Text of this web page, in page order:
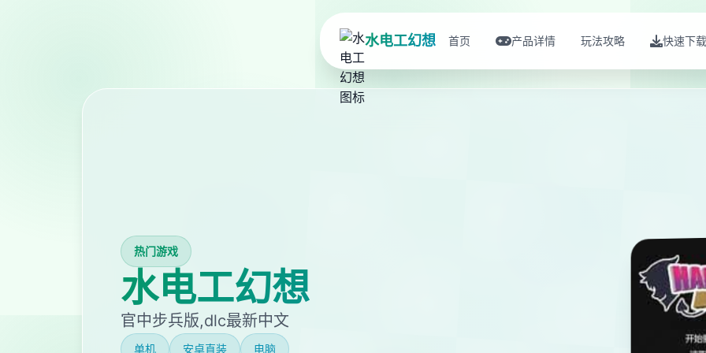
水电工幻想 首页 产品详情 玩法攻略 快速下载
热门游戏
水电工幻想
官中步兵版,dlc最新中文
单机 安卓直装 电脑